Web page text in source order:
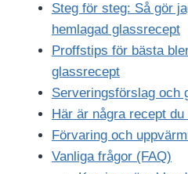
Steg för steg: Så gör
hemlagad glassrecept
Proffstips för bästa
glassrecept
Serveringsförslag och
Här är några recept
Förvaring och
Vanliga frågor (FAQ)